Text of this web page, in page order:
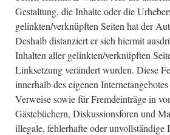
Gestaltung, die Inhalte oder die
gelinkten/verknüpften Seiten hat der
Deshalb distanziert er sich hiermit
Inhalten aller gelinkten/verknüpften
Linksetzung verändert wurden. Diese
innerhalb des eigenen
Verweise sowie für Fremdeinträge in
Gästebüchern, Diskussionsforen und
illegale, fehlerhafte oder unvollständige